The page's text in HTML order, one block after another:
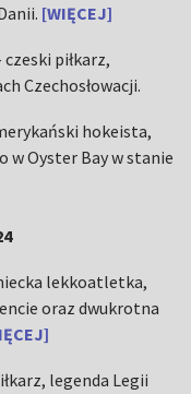
[WIĘCEJ]
piłkarz,
Czechosłowacji.
hokeista,
w Oyster Bay w stanie
lekkoatletka,
oraz dwukrotna
legenda Legii